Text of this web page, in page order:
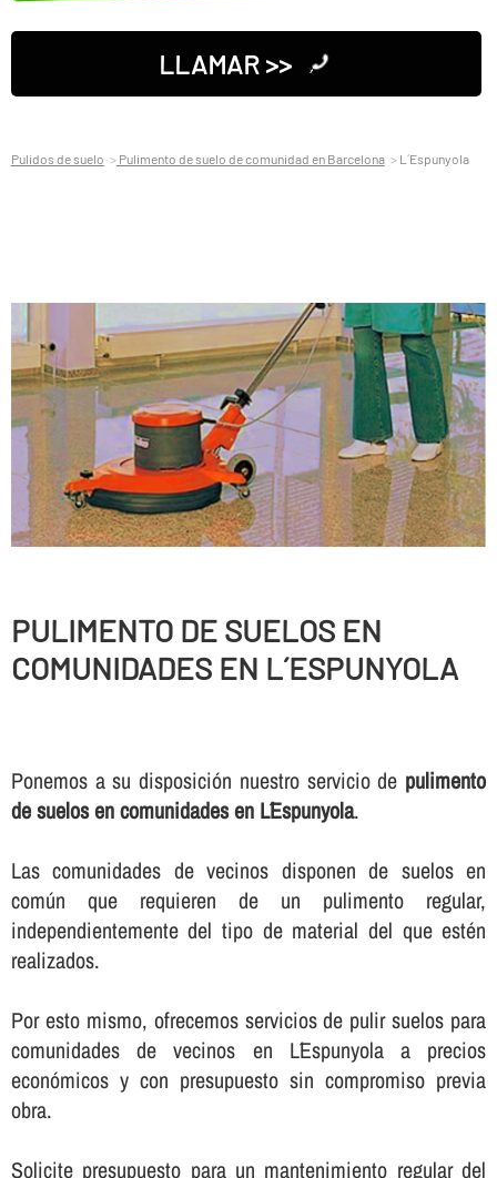
LLAMAR >>
Pulidos de suelo Pulimento de suelo de comunidad en Barcelona L´Espunyola
PULIMENTO DE SUELOS EN
COMUNIDADES EN L´ESPUNYOLA
Ponemos a su disposición nuestro servicio de pulimento
de suelos en comunidades en L´Espunyola.
Las comunidades de vecinos disponen de suelos en
común que requieren de un pulimento regular,
independientemente del tipo de material del que estén
realizados.
Por esto mismo, ofrecemos servicios de pulir suelos para
comunidades de vecinos en L´Espunyola a precios
económicos y con presupuesto sin compromiso previa
obra.
Solicite presupuesto para un mantenimiento regular del